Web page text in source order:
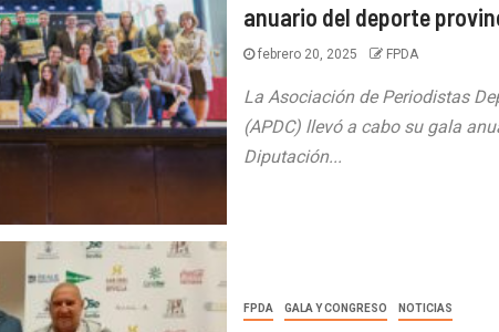
anuario del deporte
febrero 20, 2025 FPDA
La Asociación de Periodistas
(APDC) llevó a cabo su gala
Diputación...
FPDA GALA Y CONGRESO NOTICIAS